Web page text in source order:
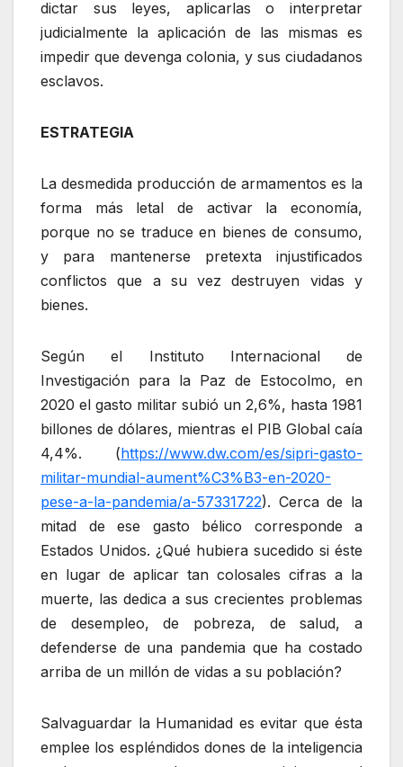
dictar sus leyes, aplicarlas o interpretar
judicialmente la aplicación de las mismas es
impedir que devenga colonia, y sus ciudadanos
esclavos.
ESTRATEGIA
La desmedida producción de armamentos es la
forma más letal de activar la economía,
porque no se traduce en bienes de consumo,
y para mantenerse pretexta injustificados
conflictos que a su vez destruyen vidas y
bienes.
Según el Instituto Internacional de
Investigación para la Paz de Estocolmo, en
2020 el gasto militar subió un 2,6%, hasta 1981
billones de dólares, mientras el PIB Global caía
4,4%. (https://www.dw.com/es/sipri-gasto-
militar-mundial-aument%C3%B3-en-2020-
pese-a-la-pandemia/a-57331722). Cerca de la
mitad de ese gasto bélico corresponde a
Estados Unidos. ¿Qué hubiera sucedido si éste
en lugar de aplicar tan colosales cifras a la
muerte, las dedica a sus crecientes problemas
de desempleo, de pobreza, de salud, a
defenderse de una pandemia que ha costado
arriba de un millón de vidas a su población?
Salvaguardar la Humanidad es evitar que ésta
emplee los espléndidos dones de la inteligencia